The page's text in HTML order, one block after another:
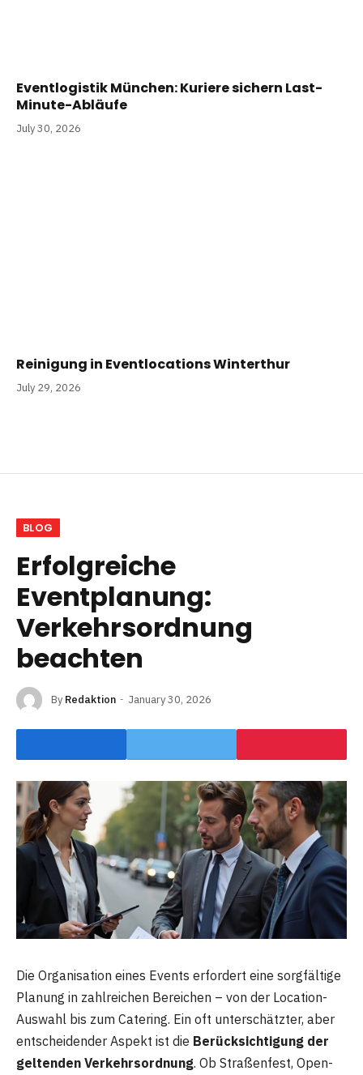
Eventlogistik München: Kuriere sichern Last-
Minute-Abläufe
July 30, 2026
Reinigung in Eventlocations Winterthur
July 29, 2026
BLOG
Erfolgreiche
Eventplanung:
Verkehrsordnung
beachten
By Redaktion January 30, 2026
Die Organisation eines Events erfordert eine sorgfältige
Planung in zahlreichen Bereichen – von der Location-
Auswahl bis zum Catering. Ein oft unterschätzter, aber
entscheidender Aspekt ist die Berücksichtigung der
geltenden Verkehrsordnung. Ob Straßenfest, Open-